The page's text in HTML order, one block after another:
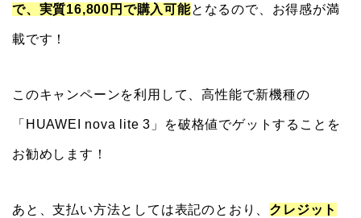
で、実質16,800円で購入可能となるので、お得感が満
載です！
このキャンペーンを利用して、高性能で新機種の
「HUAWEI nova lite 3」を破格値でゲットすることを
お勧めします！
あと、支払い方法としては表記のとおり、 クレジット